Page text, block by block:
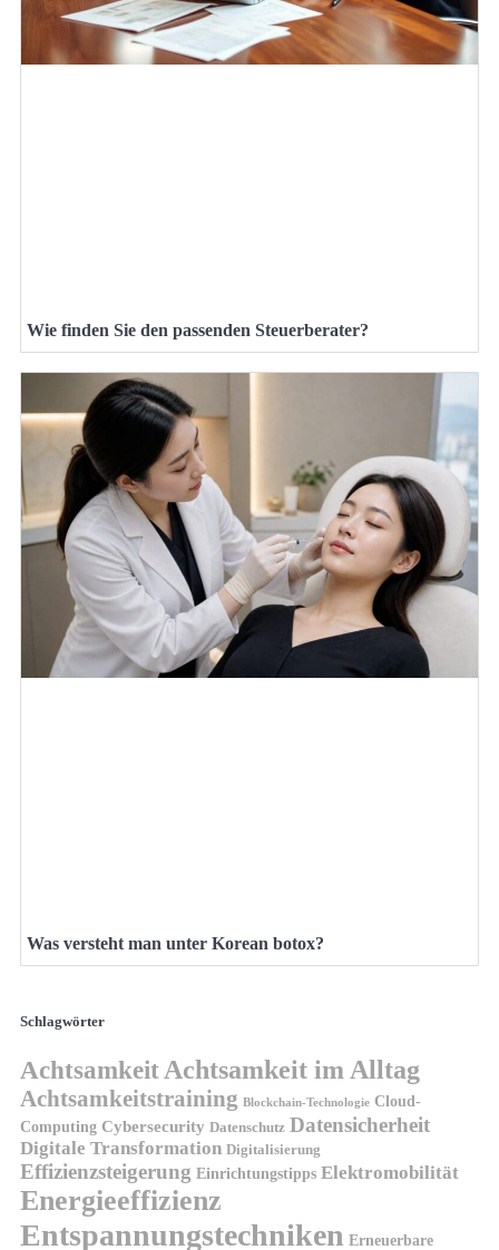
Wie finden Sie den passenden Steuerberater?
Was versteht man unter Korean botox?
Schlagwörter
AchtsamkeitAchtsamkeit im Alltag
Achtsamkeitstraining Blockchain-Technologie Cloud-
Computing Cybersecurity Datenschutz Datensicherheit
Digitale Transformation Digitalisierung
Effizienzsteigerung Einrichtungstipps Elektromobilität
Energieeffizienz
Entspannungstechniken Erneuerbare